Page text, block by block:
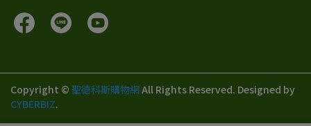
Copyright © 聖德科斯購物網All Rights Reserved. Designed by
CYBERBIZ.